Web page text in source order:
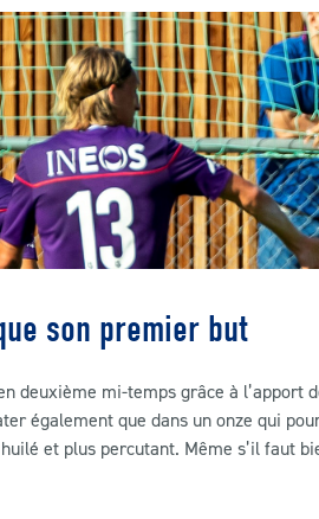
son premier but
deuxième mi-temps grâce à l’apport
également que dans un onze qui
et plus percutant. Même s’il faut